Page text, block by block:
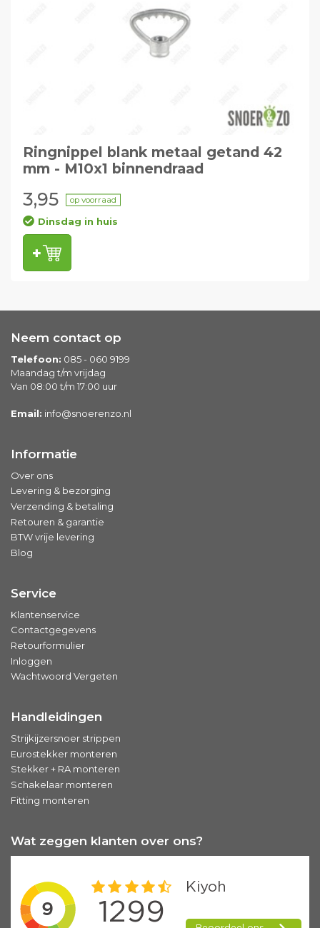
Ringnippel blank metaal getand 42
mm - M10x1 binnendraad
3,95 op voorraad
Dinsdag in huis
Neem contact op
Telefoon: 085 - 060 9199
Maandag t/m vrijdag
Van 08:00 t/m 17:00 uur
Email: info@snoerenzo.nl
Informatie
Over ons
Levering & bezorging
Verzending & betaling
Retouren & garantie
BTW vrije levering
Blog
Service
Klantenservice
Contactgegevens
Retourformulier
Inloggen
Wachtwoord Vergeten
Handleidingen
Strijkijzersnoer strippen
Eurostekker monteren
Stekker + RA monteren
Schakelaar monteren
Fitting monteren
Wat zeggen klanten over ons?